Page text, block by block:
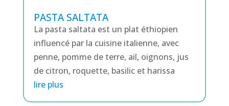
PASTA SALTATA
La pasta saltata est un plat éthiopien
influencé par la cuisine italienne, avec
penne, pomme de terre, ail, oignons, jus
de citron, roquette, basilic et harissa
lire plus